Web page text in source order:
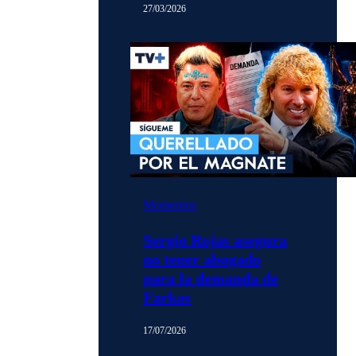
27/03/2026
Momentos
Sergio Rojas asegura
no tener abogado
para la demanda de
Farkas
17/07/2026